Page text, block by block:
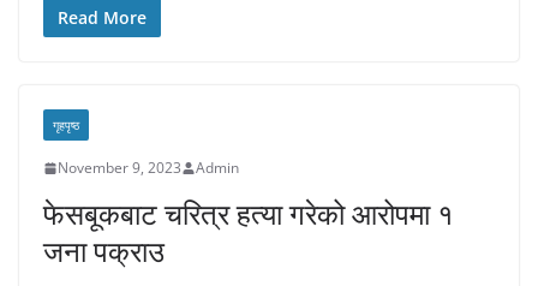
Read More
गृहपृष्ठ
November 9, 2023 Admin
फेसबूकबाट चरित्र हत्या गरेको आरोपमा १
जना पक्राउ